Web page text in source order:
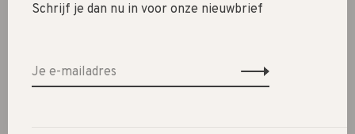
Algemene voorwaarden
Schrijf je dan nu in voor onze nieuwbrief